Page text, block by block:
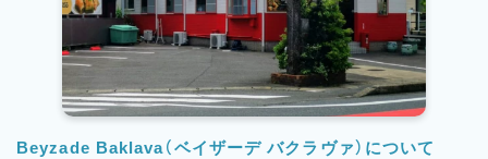
Beyzade Baklava（ベイザーデ バクラヴァ）について